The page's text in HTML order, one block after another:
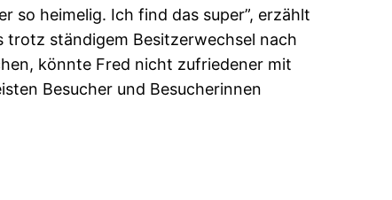
so heimelig. Ich find das super”, erzählt
trotz ständigem Besitzerwechsel nach
könnte Fred nicht zufriedener mit
Besucher und Besucherinnen